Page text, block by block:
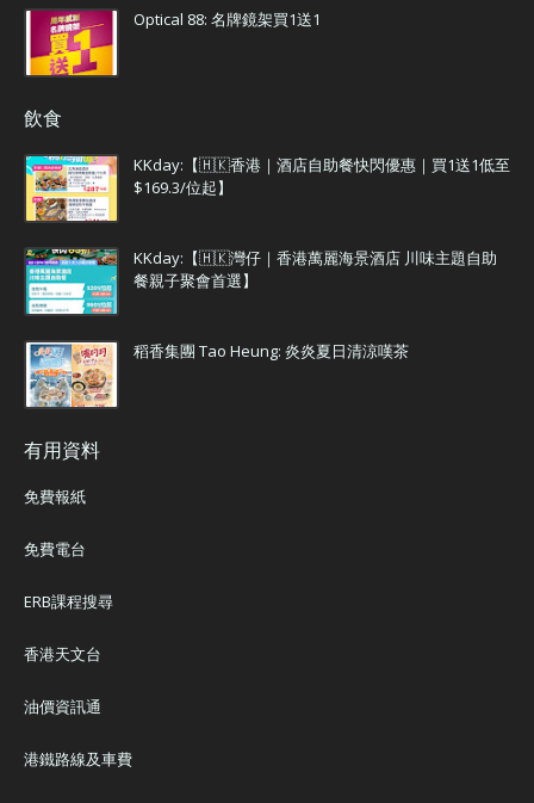
Optical 88: 名牌鏡架買1送1
飲食
KKday:【🇭🇰香港｜酒店自助餐快閃優惠｜買1送1低至
$169.3/位起】
KKday:【🇭🇰灣仔｜香港萬麗海景酒店 川味主題自助
餐親子聚會首選】
稻香集團 Tao Heung: 炎炎夏日清涼嘆茶
有用資料
免費報紙
免費電台
ERB課程搜尋
香港天文台
油價資訊通
港鐵路線及車費